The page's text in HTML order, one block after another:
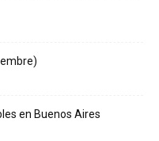
en Buenos Aires